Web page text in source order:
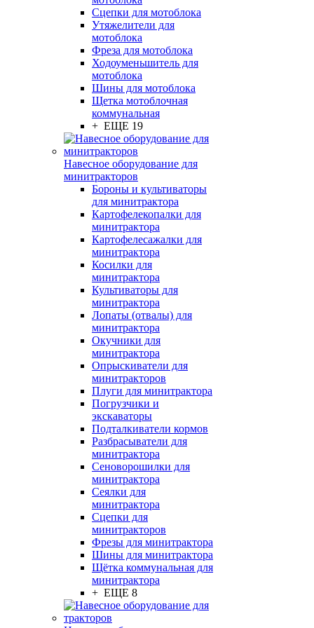
Сцепки для мотоблока
Утяжелители для
мотоблока
Фреза для мотоблока
Ходоуменьшитель для
мотоблока
Шины для мотоблока
Щетка мотоблочная
коммунальная
+ ЕЩЕ 19
Навесное оборудование для
минитракторов
Бороны и культиваторы
для минитрактора
Картофелекопалки для
минитрактора
Картофелесажалки для
минитрактора
Косилки для
минитрактора
Культиваторы для
минитрактора
Лопаты (отвалы) для
минитрактора
Окучники для
минитрактора
Опрыскиватели для
минитракторов
Плуги для минитрактора
Погрузчики и
экскаваторы
Подталкиватели кормов
Разбрасыватели для
минитрактора
Сеноворошилки для
минитрактора
Сеялки для
минитрактора
Сцепки для
минитракторов
Фрезы для минитрактора
Шины для минитрактора
Щётка коммунальная для
минитрактора
+ ЕЩЕ 8